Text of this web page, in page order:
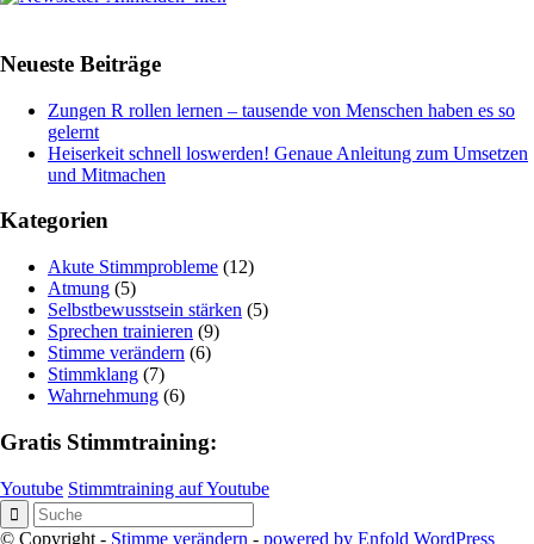
Neueste Beiträge
Zungen R rollen lernen – tausende von Menschen haben es so
gelernt
Heiserkeit schnell loswerden! Genaue Anleitung zum Umsetzen
und Mitmachen
Kategorien
Akute Stimmprobleme (12)
Atmung (5)
Selbstbewusstsein stärken (5)
Sprechen trainieren (9)
Stimme verändern (6)
Stimmklang (7)
Wahrnehmung (6)
Gratis Stimmtraining:
Youtube Stimmtraining auf Youtube
© Copyright - Stimme verändern - powered by Enfold WordPress